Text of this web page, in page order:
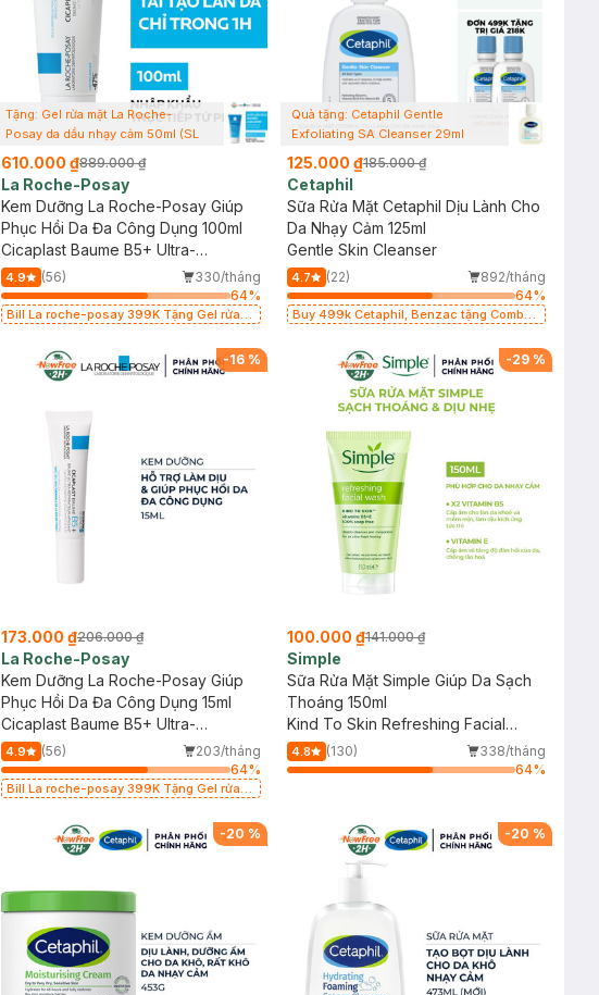
Tặng: Gel rửa mặt La Roche-
Posay da dầu nhạy cảm 50ml (SL
610.000 ₫889.000 ₫
La Roche-Posay
Kem Dưỡng La Roche-Posay Giúp
Phục Hồi Da Đa Công Dụng 100ml
Cicaplast Baume B5+ Ultra-
Repairing Soothing Balm
4.9 (56)
330/tháng
64%
Bill La roche-posay 399K Tặng Gel rửa
Quà tặng: Cetaphil Gentle
Exfoliating SA Cleanser 29ml
125.000 ₫185.000 ₫
Cetaphil
Sữa Rửa Mặt Cetaphil Dịu Lành Cho
Da Nhạy Cảm 125ml
Gentle Skin Cleanser
4.7 (22)
892/tháng
64%
Buy 499k Cetaphil, Benzac tặng Combo
-16%
173.000 ₫206.000 ₫
La Roche-Posay
Kem Dưỡng La Roche-Posay Giúp
Phục Hồi Da Đa Công Dụng 15ml
Cicaplast Baume B5+ Ultra-
Repairing Soothing Balm
4.9 (56)
203/tháng
64%
Bill La roche-posay 399K Tặng Gel rửa
-29 %
100.000 ₫141.000 ₫
Simple
Sữa Rửa Mặt Simple Giúp Da Sạch
Thoáng 150ml
Kind To Skin Refreshing Facial
Wash Gel
4.8 (130)
338/tháng
64%
-20 % -20 %